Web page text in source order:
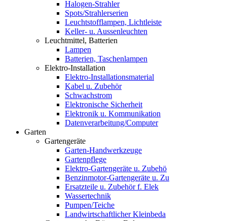
Halogen-Strahler
Spots/Strahlerserien
Leuchtstofflampen, Lichtleiste
Keller- u. Aussenleuchten
Leuchtmittel, Batterien
Lampen
Batterien, Taschenlampen
Elektro-Installation
Elektro-Installationsmaterial
Kabel u. Zubehör
Schwachstrom
Elektronische Sicherheit
Elektronik u. Kommunikation
Datenverarbeitung/Computer
Garten
Gartengeräte
Garten-Handwerkzeuge
Gartenpflege
Elektro-Gartengeräte u. Zubehö
Benzinmotor-Gartengeräte u. Zu
Ersatzteile u. Zubehör f. Elek
Wassertechnik
Pumpen/Teiche
Landwirtschaftlicher Kleinbeda